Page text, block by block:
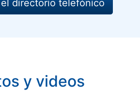
directorio telefónico
y videos